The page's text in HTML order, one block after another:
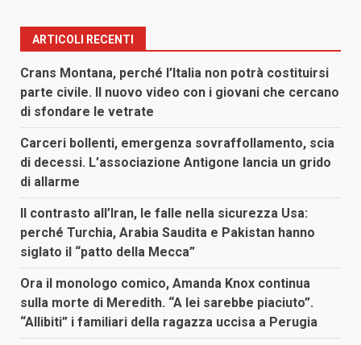
ARTICOLI RECENTI
Crans Montana, perché l’Italia non potrà costituirsi
parte civile. Il nuovo video con i giovani che cercano
di sfondare le vetrate
Carceri bollenti, emergenza sovraffollamento, scia
di decessi. L’associazione Antigone lancia un grido
di allarme
Il contrasto all’Iran, le falle nella sicurezza Usa:
perché Turchia, Arabia Saudita e Pakistan hanno
siglato il “patto della Mecca”
Ora il monologo comico, Amanda Knox continua
sulla morte di Meredith. “A lei sarebbe piaciuto”.
“Allibiti” i familiari della ragazza uccisa a Perugia